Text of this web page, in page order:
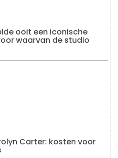
ooit een iconische
waarvan de studio
Carter: kosten voor